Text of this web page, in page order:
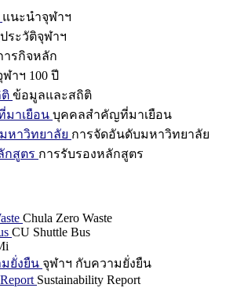
แนะนำจุฬาฯ
ประวัติจุฬาฯ
ารกิจหลัก
ฬาฯ 100 ปี
ข้อมูลและสถิติ
าเยือน บุคคลสำคัญที่มาเยือน
หาวิทยาลัย การจัดอันดับมหาวิทยาลัย
กสูตร การรับรองหลักสูตร
Chula Zero Waste
CU Shuttle Bus
ยั่งยืน จุฬาฯ กับความยั่งยืน
Sustainability Report